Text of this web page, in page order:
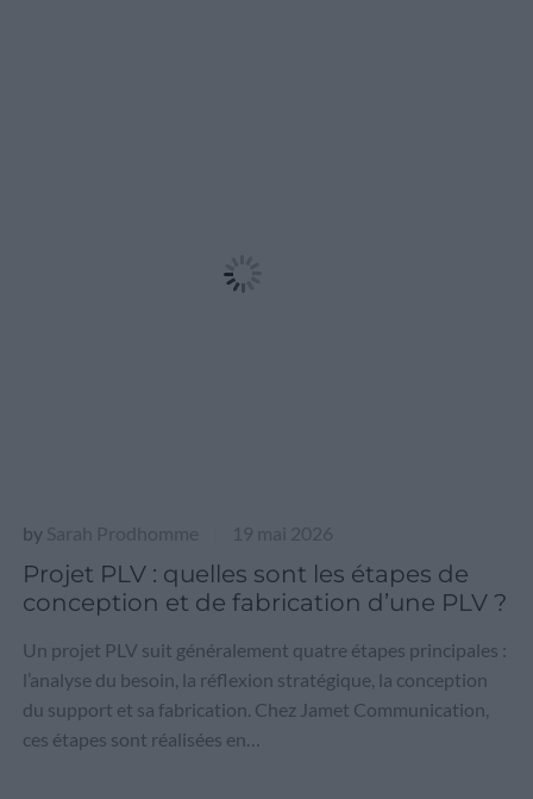
by Sarah Prodhomme 19 mai 2026
Projet PLV : quelles sont les étapes de
conception et de fabrication d’une PLV ?
Un projet PLV suit généralement quatre étapes principales :
l’analyse du besoin, la réflexion stratégique, la conception
du support et sa fabrication. Chez Jamet Communication,
ces étapes sont réalisées en…